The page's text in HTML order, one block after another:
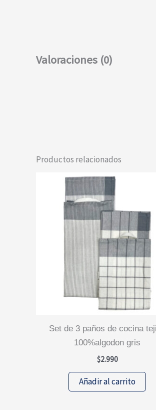
Valoraciones (0)
Productos relacionados
set de 3 paños de cocina tejido
100%algodon gris
$2.990
Añadir al carrito